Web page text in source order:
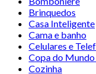
Brinquedos
Casa Inteligente
Cama e banho
Celulares e
Copa do
Cozinha